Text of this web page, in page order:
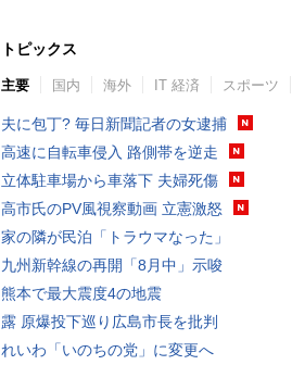
トピックス
主要 国内 海外 IT 経済 スポーツ
夫に包丁? 毎日新聞記者の女逮捕
高速に自転車侵入 路側帯を逆走
立体駐車場から車落下 夫婦死傷
高市氏のPV風視察動画 立憲激怒
家の隣が民泊「トラウマなった」
九州新幹線の再開「8月中」示唆
熊本で最大震度4の地震
露 原爆投下巡り広島市長を批判
れいわ「いのちの党」に変更へ